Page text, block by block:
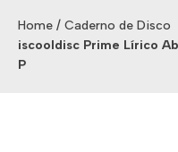
Home / Caderno de Disco
iscooldisc Prime Lírico
P